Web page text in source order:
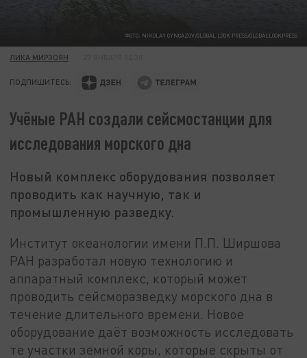
ФОТО: NIKOLAY GYNGAZOV/GLOBAL LOOK PRESS/GLOBALLOOKPRESS
ЛИКА МИРЗОЯН
ПОДПИШИТЕСЬ:
Учёные РАН создали сейсмостанции для
исследования морского дна
Новый комплекс оборудования позволяет
проводить как научную, так и
промышленную разведку.
Институт океанологии имени П.П. Ширшова
РАН разработал новую технологию и
аппаратный комплекс, который может
проводить сейсморазведку морского дна в
течение длительного времени. Новое
оборудование даёт возможность исследовать
те участки земной коры, которые скрыты от